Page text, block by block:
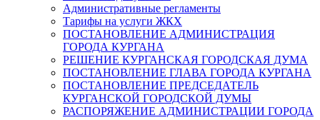
Административные регламенты
Тарифы на услуги ЖКХ
ПОСТАНОВЛЕНИЕ АДМИНИСТРАЦИЯ
ГОРОДА КУРГАНА
РЕШЕНИЕ КУРГАНСКАЯ ГОРОДСКАЯ ДУМА
ПОСТАНОВЛЕНИЕ ГЛАВА ГОРОДА КУРГАНА
ПОСТАНОВЛЕНИЕ ПРЕДСЕДАТЕЛЬ
КУРГАНСКОЙ ГОРОДСКОЙ ДУМЫ
РАСПОРЯЖЕНИЕ АДМИНИСТРАЦИИ ГОРОДА